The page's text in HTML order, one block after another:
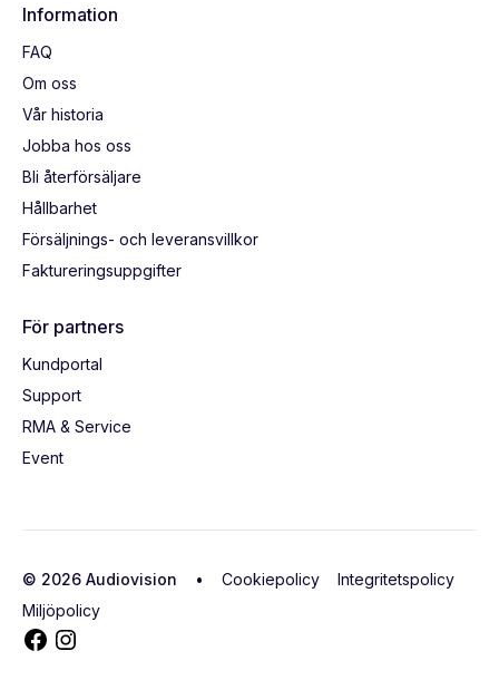
Information
FAQ
Om oss
Vår historia
Jobba hos oss
Bli återförsäljare
Hållbarhet
Försäljnings- och leveransvillkor
Faktureringsuppgifter
För partners
Kundportal
Support
RMA & Service
Event
© 2026 Audiovision • Cookiepolicy
Integritetspolicy
Miljöpolicy